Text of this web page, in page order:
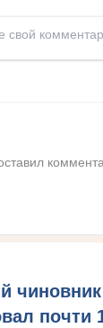
чиновник
почти